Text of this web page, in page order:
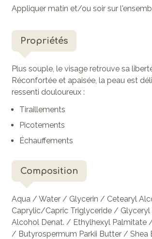
Appliquer matin et/ou soir sur
Propriétés
Plus souple, le visage retrouve sa
Réconfortée et apaisée, la peau est
ressenti douloureux :
Tiraillements
Picotements
Échauffements
Composition
Aqua / Water / Glycerin / Cetearyl
Caprylic/Capric Triglyceride /
Alcohol Denat. / Ethylhexyl Palmitate
/ Butyrospermum Parkii Butter / Shea